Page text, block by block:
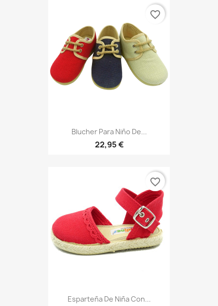
Blucher Para Niño De...
22,95 €
favorite_border
Esparteña De Niña Con...
favorite_border